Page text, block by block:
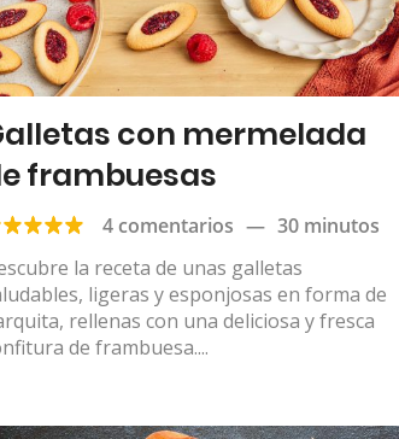
con mermelada
frambuesas
4 comentarios — 30 minutos
la receta de unas galletas
ligeras y esponjosas en forma de
rellenas con una deliciosa y fresca
de frambuesa....